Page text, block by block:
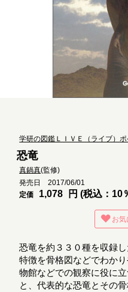
学研の図鑑ＬＩＶＥ（ライブ）ポ
恐竜
真鍋真(監修)
発売日 2017/06/01
定価
1,078 円 (税込：10
お
恐竜を約３３０種を収録
特徴を骨格図などでわか
物館などでの観察に役に
と、代表的な恐竜とその